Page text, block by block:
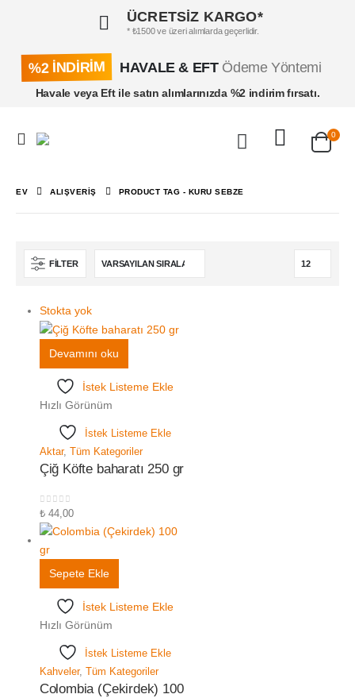
ÜCRETSİZ KARGO*
* ₺1500 ve üzeri alımlarda geçerlidir.
%2 İNDİRİM HAVALE & EFTÖdeme Yöntemi
Havale veya Eft ile satın alımlarınızda %2 indirim fırsatı.
0
EV ALIŞVERIŞ PRODUCT TAG - KURU SEBZE
FILTER
Stokta yok
Devamını oku
İstek Listeme Ekle
Hızlı Görünüm
İstek Listeme Ekle
Aktar, Tüm Kategoriler
Çiğ Köfte baharatı 250 gr
05 üzerinden
₺44,00
Sepete Ekle
İstek Listeme Ekle
Hızlı Görünüm
İstek Listeme Ekle
Kahveler, Tüm Kategoriler
Colombia (Çekirdek) 100